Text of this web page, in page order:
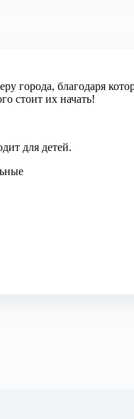
города, благодаря
стоит их начать!
для детей.